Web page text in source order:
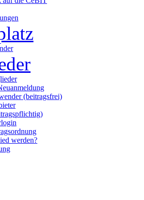
(beitragsfrei)
werden?